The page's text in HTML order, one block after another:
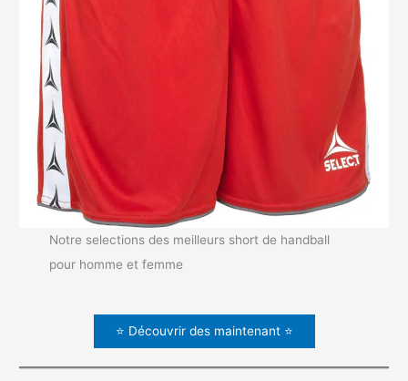
Notre selections des meilleurs short de handball
pour homme et femme
⭐ Découvrir des maintenant ⭐